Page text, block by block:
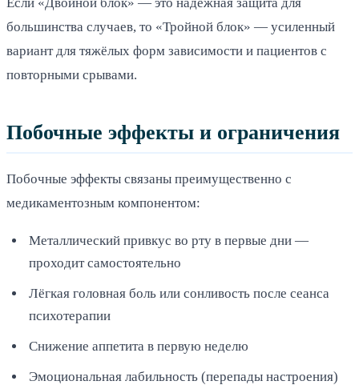
большинства случаев, то «Тройной блок» — усиленный
вариант для тяжёлых форм зависимости и пациентов с
повторными срывами.
Побочные эффекты и ограничения
Побочные эффекты связаны преимущественно с
медикаментозным компонентом:
Металлический привкус во рту в первые дни —
проходит самостоятельно
Лёгкая головная боль или сонливость после сеанса
психотерапии
Снижение аппетита в первую неделю
Эмоциональная лабильность (перепады настроения)